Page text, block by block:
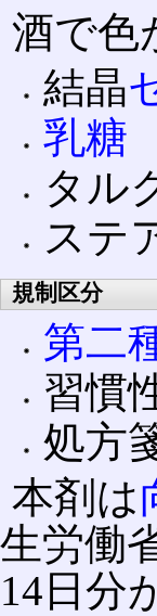
酒で色
結晶
乳糖
タル
ステ
規制区分
第二
習慣
処方
本剤は
生労働
14日分